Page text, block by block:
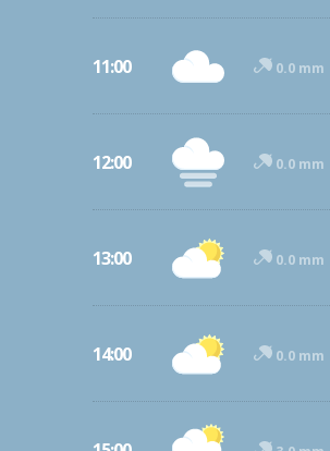
11:00 0.0 mm
12:00 0.0 mm
13:00 0.0 mm
14:00 0.0 mm